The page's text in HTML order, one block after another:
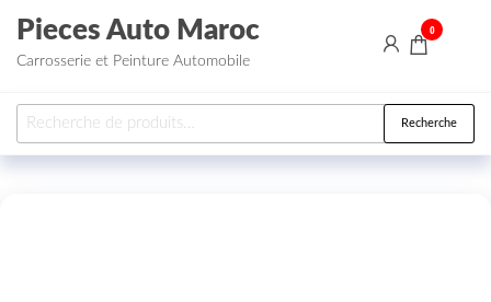
Aller au contenu
Pieces Auto Maroc
Carrosserie et Peinture Automobile
0
Recherche pour : Recherche